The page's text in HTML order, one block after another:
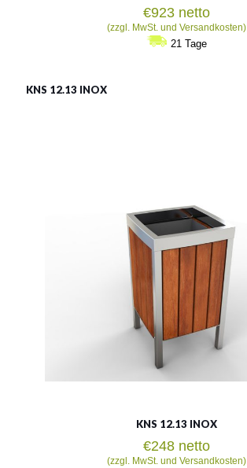
€923 netto
(zzgl. MwSt. und Versandkosten)
21 Tage
KNS 12.13 INOX
55l
Siehe mehr
KNS 12.13 INOX
€248 netto
(zzgl. MwSt. und Versandkosten)